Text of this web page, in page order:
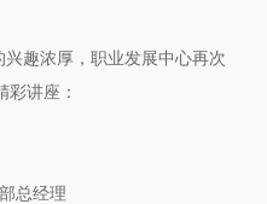
趣浓厚，职业发展中心再次
讲座：
总经理